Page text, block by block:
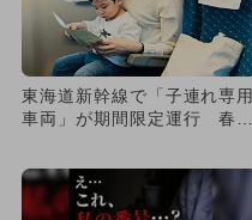
東海道新幹線で「子連れ専用
車両」が期間限定運行 春休